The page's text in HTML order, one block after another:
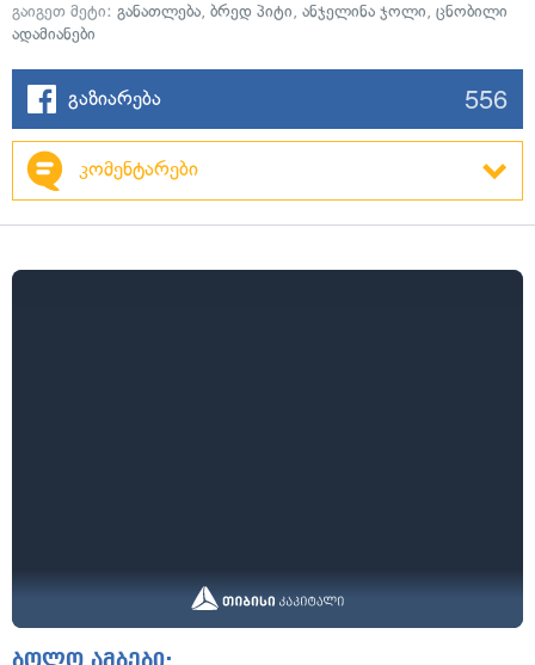
გაიგეთ მეტი: განათლება, ბრედ პიტი, ანჯელინა ჯოლი, ცნობილი
ადამიანები
გაზიარება 556
კომენტარები